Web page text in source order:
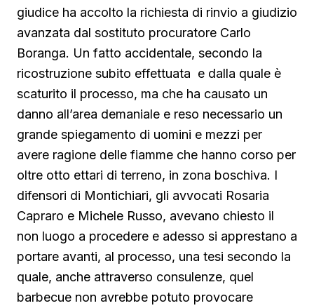
giudice ha accolto la richiesta di rinvio a giudizio
avanzata dal sostituto procuratore Carlo
Boranga. Un fatto accidentale, secondo la
ricostruzione subito effettuata e dalla quale è
scaturito il processo, ma che ha causato un
danno all’area demaniale e reso necessario un
grande spiegamento di uomini e mezzi per
avere ragione delle fiamme che hanno corso per
oltre otto ettari di terreno, in zona boschiva. I
difensori di Montichiari, gli avvocati Rosaria
Capraro e Michele Russo, avevano chiesto il
non luogo a procedere e adesso si apprestano a
portare avanti, al processo, una tesi secondo la
quale, anche attraverso consulenze, quel
barbecue non avrebbe potuto provocare